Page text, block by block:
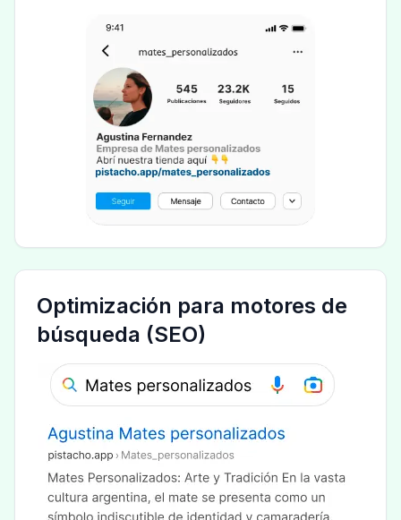
Optimización para motores de
búsqueda (SEO)